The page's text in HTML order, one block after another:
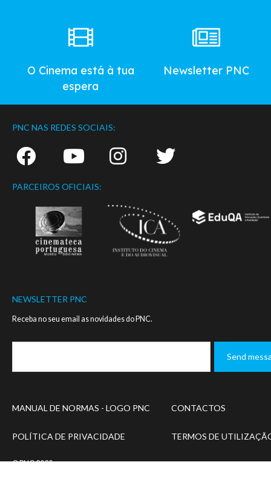
O Cinema está à tua
espera
Newsletter PNC
PNC NAS REDES SOCIAIS:
PARCEIROS OFICIAIS:
NEWSLETTER PNC
Receba no seu email as novidades do PNC.
Footer
MANUAL DE NORMAS - LOGO PNC CONTACTOS
POLÍTICA DE PRIVACIDADE TERMOS DE
© PNC 2020